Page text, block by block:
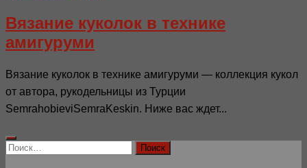
Вязание куколок в технике
амигуруми
Вязание куколок в технике амигуруми — коллекция кукол
от автора, рукодельницы из Турции
SemrahobieviSemraKeskin. Ниже вас ждет...
Найти: